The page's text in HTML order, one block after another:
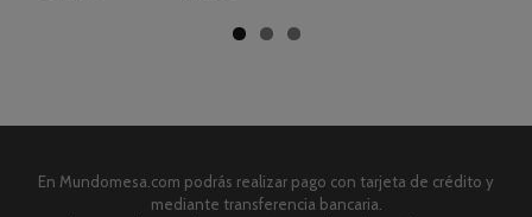
En Mundomesa.com podrás realizar pago con tarjeta de crédito y
mediante transferencia bancaria.